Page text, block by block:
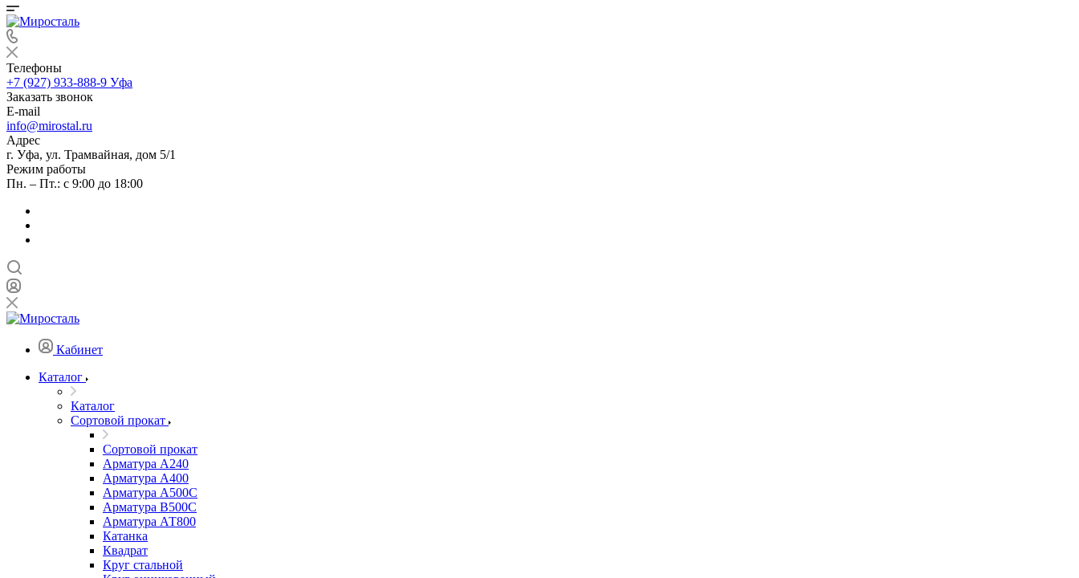
Телефоны
+7 (927) 933-888-9 Уфа
Заказать звонок
E-mail
info@mirostal.ru
Адрес
г. Уфа, ул. Трамвайная, дом 5/1
Режим работы
Пн. – Пт.: с 9:00 до 18:00
Кабинет
Каталог
Каталог
Сортовой прокат
Сортовой прокат
Арматура А240
Арматура А400
Арматура А500C
Арматура В500С
Арматура АТ800
Катанка
Квадрат
Круг стальной